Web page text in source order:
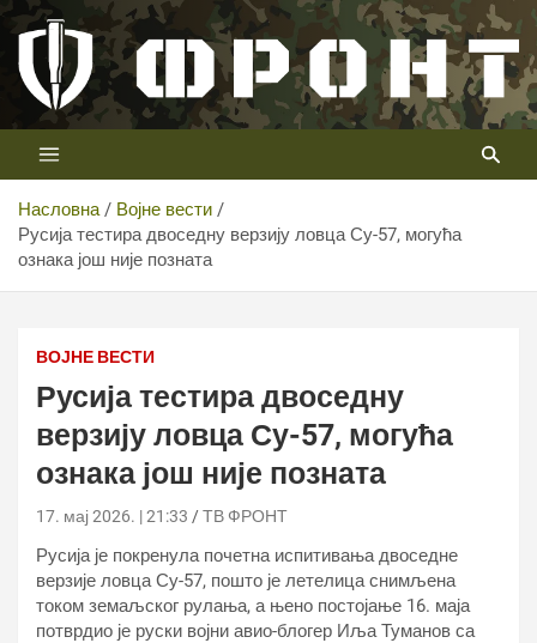
Скип
цонтент
Телевизија ФРОНТ
Први војни канал у Србији
Насловна
Војне вести
Русија тестира двоседну верзију ловца Су-57, могућа
ознака још није позната
ВОЈНЕ ВЕСТИ
Русија тестира двоседну
верзију ловца Су-57, могућа
ознака још није позната
17. мај 2026. | 21:33 ТВ ФРОНТ
Русија је покренула почетна испитивања двоседне
верзије ловца Су-57, пошто је летелица снимљена
током земаљског рулања, а њено постојање 16. маја
потврдио је руски војни авио-блогер Иља Туманов са